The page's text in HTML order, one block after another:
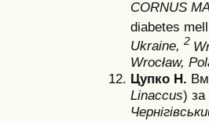
CORNUS
diabetes
Ukraine, 2
Wrocław,
Цупко Н.
Linaccus) за